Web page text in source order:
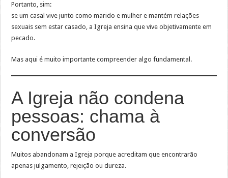
Portanto, sim:
se um casal vive junto como marido e mulher e mantém relações
sexuais sem estar casado, a Igreja ensina que vive objetivamente em
pecado.
Mas aqui é muito importante compreender algo fundamental.
A Igreja não condena
pessoas: chama à
conversão
Muitos abandonam a Igreja porque acreditam que encontrarão
apenas julgamento, rejeição ou dureza.